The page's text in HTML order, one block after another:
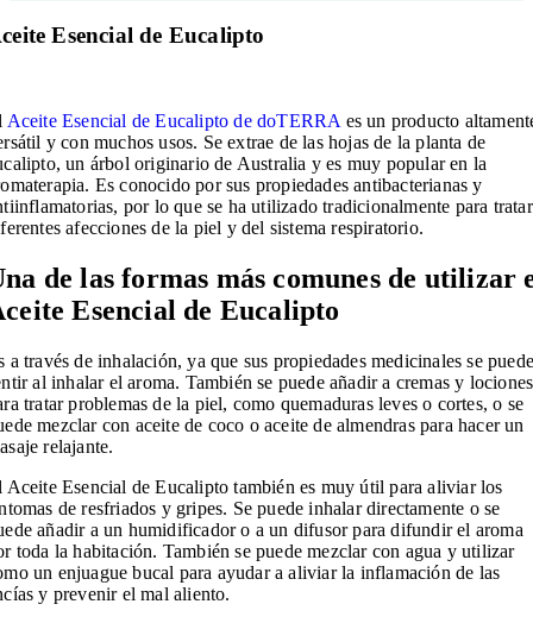
Esencial de Eucalipto
Aceite Esencial de Eucalipto de doTERRA es un producto
y con muchos usos. Se extrae de las hojas de la planta de
un árbol originario de Australia y es muy popular en la
Es conocido por sus propiedades antibacterianas y
por lo que se ha utilizado tradicionalmente para tratar
afecciones de la piel y del sistema respiratorio.
de las formas más comunes de utilizar
Esencial de Eucalipto
a través de inhalación, ya que sus propiedades medicinales se
al inhalar el aroma. También se puede añadir a cremas y lociones
tratar problemas de la piel, como quemaduras leves o cortes, o se
mezclar con aceite de coco o aceite de almendras para hacer un
relajante.
Aceite Esencial de Eucalipto también es muy útil para aliviar los
de resfriados y gripes. Se puede inhalar directamente o se
añadir a un humidificador o a un difusor para difundir el aroma
toda la habitación. También se puede mezclar con agua y utilizar
un enjuague bucal para ayudar a aliviar la inflamación de las
y prevenir el mal aliento.